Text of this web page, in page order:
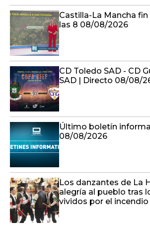
Castilla-La Mancha
las 8 08/08/2026
CD Toledo SAD - CD
SAD | Directo 08/08/
Último boletín
08/08/2026
Los danzantes de La
alegría al pueblo tras
vividos por el incendio